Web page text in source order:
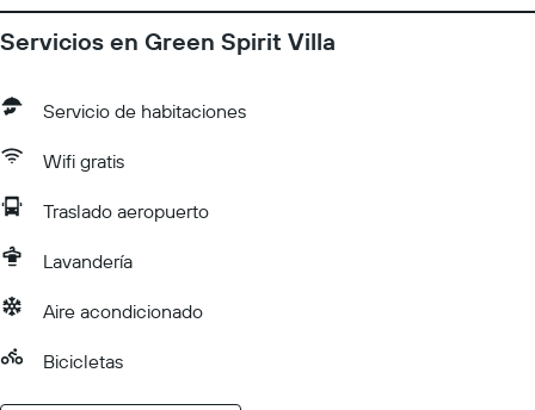
Servicios en Green Spirit Villa
Servicio de habitaciones
Wifi gratis
Traslado aeropuerto
Lavandería
Aire acondicionado
Bicicletas